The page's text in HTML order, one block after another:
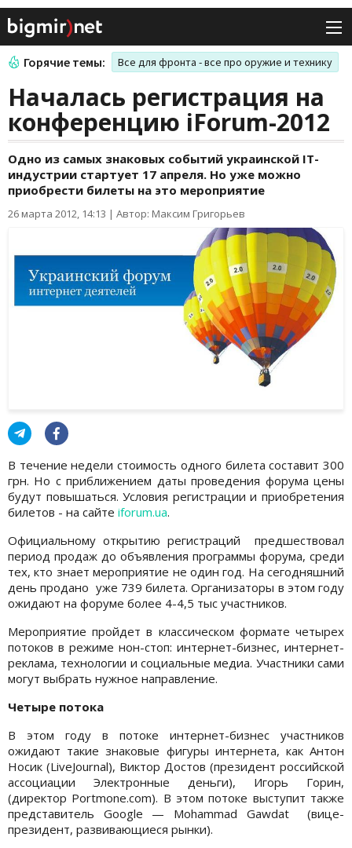
Горячие темы: Все для фронта - все про оружие и технику
Началась регистрация на
конференцию iForum-2012
Одно из самых знаковых событий украинской IT-
индустрии стартует 17 апреля. Но уже можно
приобрести билеты на это мероприятие
26 марта 2012, 14:13 | Автор: Максим Григорьев
В течение недели стоимость одного билета составит 300
грн. Но с приближением даты проведения форума цены
будут повышаться. Условия регистрации и приобретения
билетов - на сайте iforum.ua.
Официальному открытию регистраций предшествовал
период продаж до объявления программы форума, среди
тех, кто знает мероприятие не один год. На сегодняшний
день продано уже 739 билета. Организаторы в этом году
ожидают на форуме более 4-4,5 тыс участников.
Мероприятие пройдет в классическом формате четырех
потоков в режиме нон-стоп: интернет-бизнес, интернет-
реклама, технологии и социальные медиа. Участники сами
могут выбрать нужное направление.
Четыре потока
В этом году в потоке интернет-бизнес участников
ожидают такие знаковые фигуры интернета, как Антон
Носик (LiveJournal), Виктор Достов (президент российской
ассоциации Электронные деньги), Игорь Горин,
(директор Portmone.com). В этом потоке выступит также
представитель Google — Mohammad Gawdat (вице-
президент, развивающиеся рынки).